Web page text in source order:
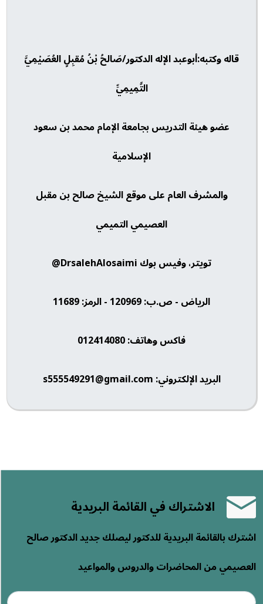
قاله وكتبه:أبوعبد الإله الدكتور/صَالحُ بْنُ مُقبِلٍ العُصَيْمِيَّ
التَّمِيمِيِّ
عضو هيئة التدريس بجامعة الإمام محمد بن سعود
الإسلامية
والمشرف العام على موقع الشيخ صالح بن مقبل
العصيمي التميمي
تويتر، وفيس بوك DrsalehAlosaimi@
الرياض - ص.ب: 120969 - الرمز: 11689
فاكس وهاتف: 012414080
البريد الإلكتروني: s555549291@gmail.com
الاشتراك في القائمة البريدية
اشترك بالقائمة البريدية للدكتور ليصلك جديد الدكتور صالح
العصيمي من المحاضرات والدروس والمواعيد